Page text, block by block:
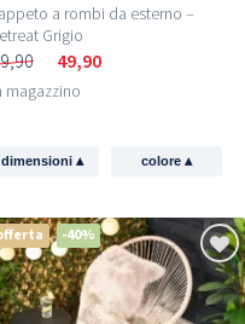
a rombi da esterno –
Grigio
49,90
magazzino
dimensioni▴ colore ▴
-40%